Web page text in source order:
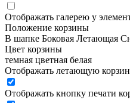
Отображать галерею у
Положение корзины
В шапке Боковая Летающая
Цвет корзины
темная цветная белая
Отображать летающую
Отображать кнопку печати